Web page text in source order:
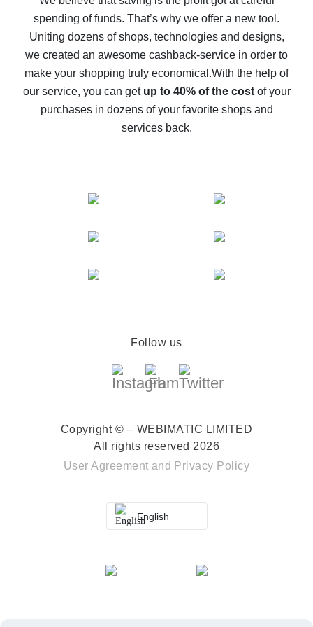
10% cash back on AliExpress - the impossible is
possible
The best cash back on AliExpress - how to find it
The best cash back service for AliExpress - let's
compare offers
spending of funds. That’s why we offer a new tool.
Uniting dozens of shops, technologies and designs,
we created an awesome cashback-service in order to
make your shopping truly economical.With the help of
our service, you can get up to 40% of the costof your
purchases in dozens of your favorite shops and
services back.
Follow us
Copyright © – WEBIMATIC LIMITED
All rights reserved 2026
User Agreement and Privacy Policy
English